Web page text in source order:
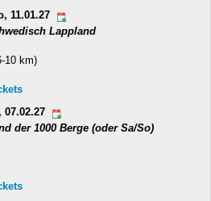
11.01.27
Lappland
10 km)
07.02.27
der 1000 Berge (oder Sa/So)